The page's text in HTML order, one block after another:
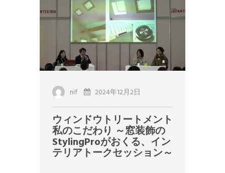
nif 2024年12月2日
ウィンドウトリートメント
私のこだわり ～窓装飾の
StylingProがおくる、イン
テリアトークセッション～